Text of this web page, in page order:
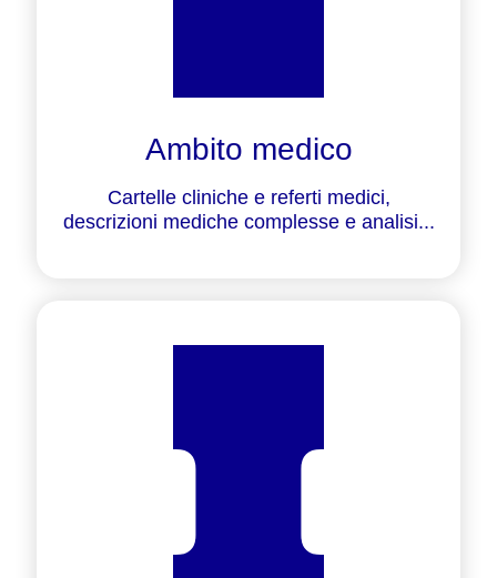
Ambito medico
Cartelle cliniche e referti medici,
descrizioni mediche complesse e analisi...